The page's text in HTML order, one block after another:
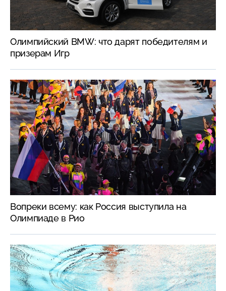
Олимпийский BMW: что дарят победителям и
призерам Игр
Вопреки всему: как Россия выступила на
Олимпиаде в Рио